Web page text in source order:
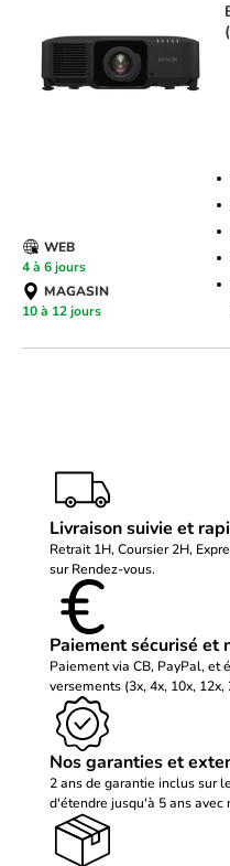
WEB
4 à 6 jours
MAGASIN
10 à 12 jours
Livraison suivie et
Retrait 1H, Coursier 2H,
sur Rendez-vous.
Paiement sécurisé et
Paiement via CB, PayPal, et
versements (3x, 4x, 10x, 12x,
Nos garanties et
2 ans de garantie inclus sur
d'étendre jusqu'à 5 ans avec